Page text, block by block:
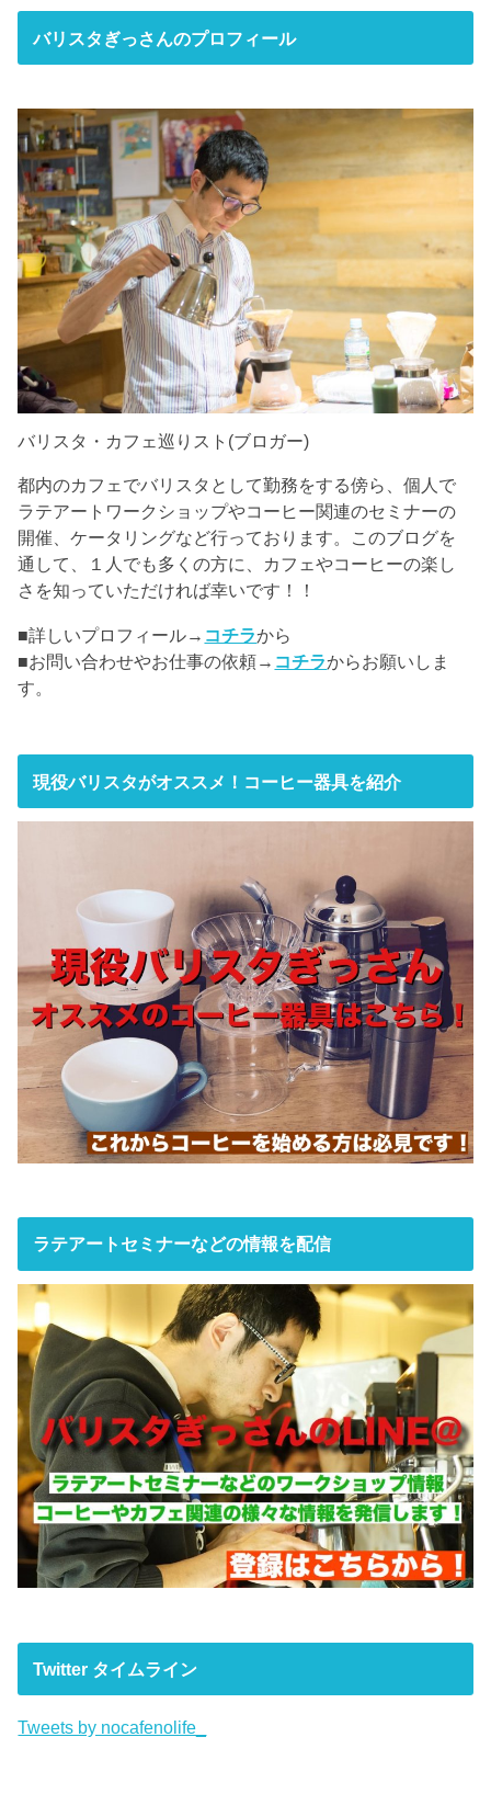
バリスタぎっさんのプロフィール
バリスタ・カフェ巡りスト(ブロガー)
都内のカフェでバリスタとして勤務をする傍ら、個人で
ラテアートワークショップやコーヒー関連のセミナーの
開催、ケータリングなど行っております。このブログを
通して、１人でも多くの方に、カフェやコーヒーの楽し
さを知っていただければ幸いです！！
■詳しいプロフィール→ コチラから
■お問い合わせやお仕事の依頼→ コチラからお願いしま
す。
現役バリスタがオススメ！コーヒー器具を紹介
ラテアートセミナーなどの情報を配信
Twitter タイムライン
Tweets by nocafenolife_